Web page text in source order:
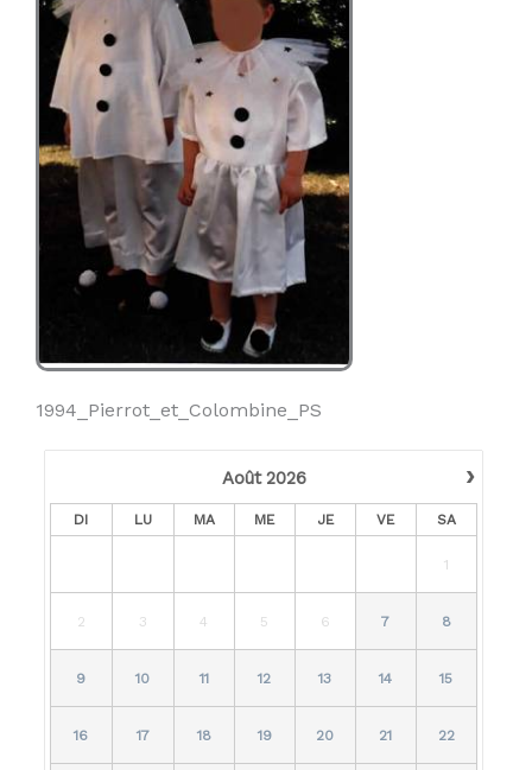
1994_Pierrot_et_Colombine_PS
›
Août 2026
DI LU MA ME JE VE SA
1
2 3 4 5 6 7 8
9 10 11 12 13 14 15
16 17 18 19 20 21 22